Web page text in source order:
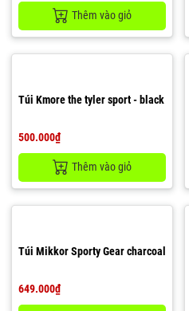
Thêm vào giỏ
Túi Kmore the tyler sport - black
500.000₫
Thêm vào giỏ
Túi Mikkor Sporty Gear charcoal
649.000₫